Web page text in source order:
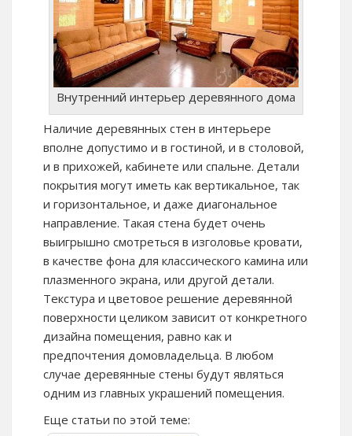
Внутренний интерьер деревянного дома
Наличие деревянных стен в интерьере
вполне допустимо и в гостиной, и в столовой,
и в прихожей, кабинете или спальне. Детали
покрытия могут иметь как вертикальное, так
и горизонтальное, и даже диагональное
направление. Такая стена будет очень
выигрышно смотреться в изголовье кровати,
в качестве фона для классического камина или
плазменного экрана, или другой детали.
Текстура и цветовое решение деревянной
поверхности целиком зависит от конкретного
дизайна помещения, равно как и
предпочтения домовладельца. В любом
случае деревянные стены будут являться
одним из главных украшений помещения.
Еще статьи по этой теме: